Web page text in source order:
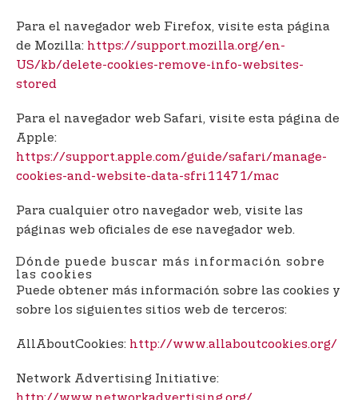
Para el navegador web Firefox, visite esta página
de Mozilla: https://support.mozilla.org/en-
US/kb/delete-cookies-remove-info-websites-
stored
Para el navegador web Safari, visite esta página de
Apple:
https://support.apple.com/guide/safari/manage-
cookies-and-website-data-sfri11471/mac
Para cualquier otro navegador web, visite las
páginas web oficiales de ese navegador web.
Dónde puede buscar más información sobre
las cookies
Puede obtener más información sobre las cookies y
sobre los siguientes sitios web de terceros:
AllAboutCookies: http://www.allaboutcookies.org/
Network Advertising Initiative: